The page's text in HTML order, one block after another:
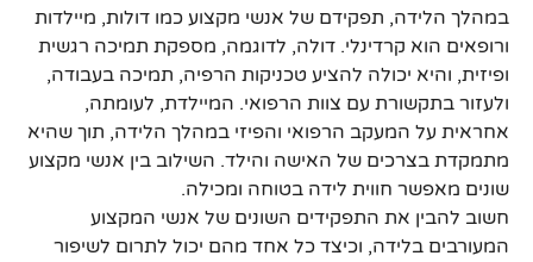
במהלך הלידה, תפקידם של אנשי מקצוע כמו דולות, מיילדות
ורופאים הוא קרדינלי. דולה, לדוגמה, מספקת תמיכה רגשית
ופיזית, והיא יכולה להציע טכניקות הרפיה, תמיכה בעבודה,
ולעזור בתקשורת עם צוות הרפואי. המיילדת, לעומתה,
אחראית על המעקב הרפואי והפיזי במהלך הלידה, תוך שהיא
מתמקדת בצרכים של האישה והילד. השילוב בין אנשי מקצוע
שונים מאפשר חווית לידה בטוחה ומכילה.
חשוב להבין את התפקידים השונים של אנשי המקצוע
המעורבים בלידה, וכיצד כל אחד מהם יכול לתרום לשיפור